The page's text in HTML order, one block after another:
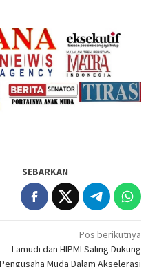
SEBARKAN
Pos berikutnya
Lamudi dan HIPMI Saling Dukung
Pengusaha Muda Dalam Akselerasi